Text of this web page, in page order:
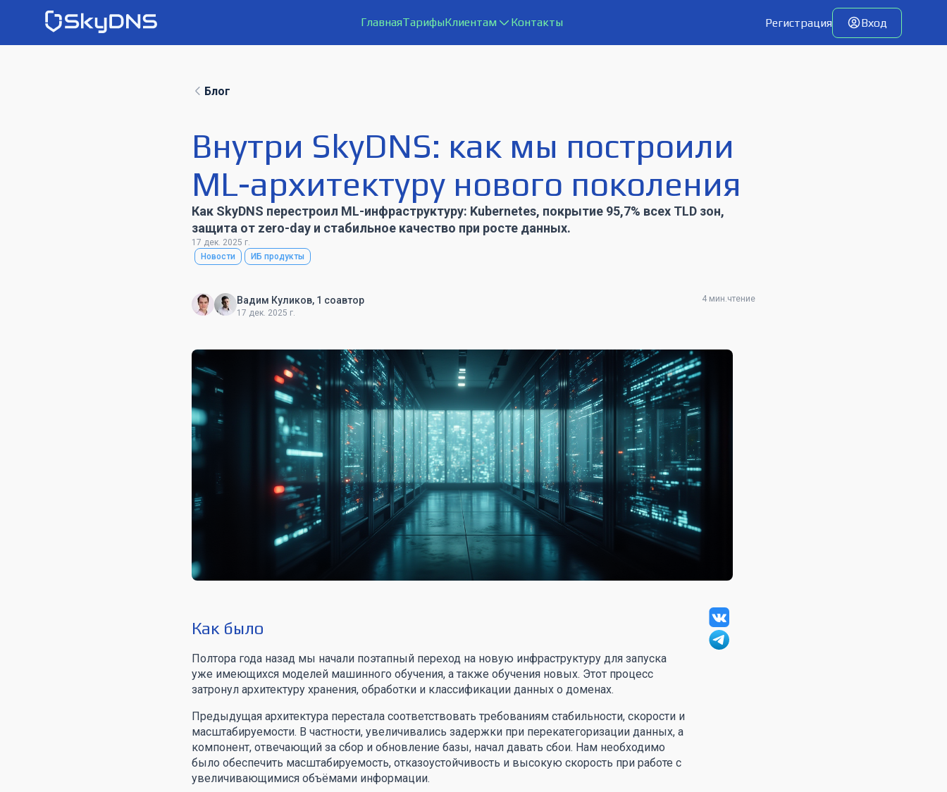
ГлавнаяТарифыКлиентам Контакты Регистрация Вход
Блог
Внутри SkyDNS: как мы построили
ML-архитектуру нового поколения
Как SkyDNS перестроил ML-инфраструктуру: Kubernetes, покрытие 95,7% всех TLD зон,
защита от zero-day и стабильное качество при росте данных.
17 дек. 2025 г.
Новости
ИБ продукты
Вадим Куликов, 1 соавтор
17 дек. 2025 г.
4 мин.чтение
Как было
Полтора года назад мы начали поэтапный переход на новую инфраструктуру для запуска
уже имеющихся моделей машинного обучения, а также обучения новых. Этот процесс
затронул архитектуру хранения, обработки и классификации данных о доменах.
Предыдущая архитектура перестала соответствовать требованиям стабильности, скорости и
масштабируемости. В частности, увеличивались задержки при перекатегоризации данных, а
компонент, отвечающий за сбор и обновление базы, начал давать сбои. Нам необходимо
было обеспечить масштабируемость, отказоустойчивость и высокую скорость при работе с
увеличивающимися объёмами информации.